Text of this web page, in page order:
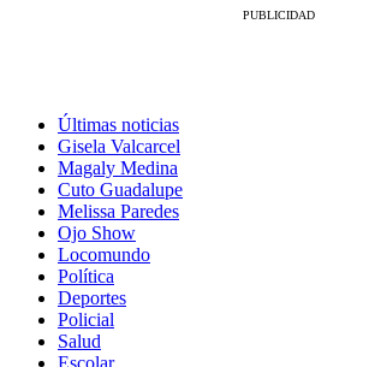
Últimas noticias
Gisela Valcarcel
Magaly Medina
Cuto Guadalupe
Melissa Paredes
Ojo Show
Locomundo
Política
Deportes
Policial
Salud
Escolar